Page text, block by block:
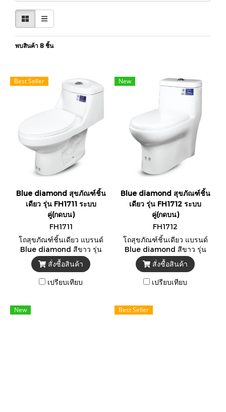
พบสินค้า 8 ชิ้น
Best Seller
Blue diamond สุขภัณฑ์ชิ้น
เดียว รุ่น FH1711 ระบบ
คู่(กดบน)
FH1711
โถสุขภัณฑ์ชิ้นเดียว แบรนด์
Blue diamond สีขาว รุ่น
FH1711 ** แถมสายน้ำดีสแตน
เลส 1 เส้น + ขี้ผึ้งกันกลิ่น **
-รับรองมาตรฐาน มอก. TIS
792-2554
สั่งซื้อสินค้า
เปรียบเทียบ
New
Blue diamond สุขภัณฑ์ชิ้น
เดียว รุ่น FH1712 ระบบ
คู่(กดบน)
FH1712
โถสุขภัณฑ์ชิ้นเดียว แบรนด์
Blue diamond สีขาว รุ่น
FH1712 ** แถมสายน้ำดีสแตน
เลส 1 เส้น + ขี้ผึ้งกันกลิ่น **
-รับรองมาตรฐาน มอก. TIS
792-2554
สั่งซื้อสินค้า
เปรียบเทียบ
New Best Seller